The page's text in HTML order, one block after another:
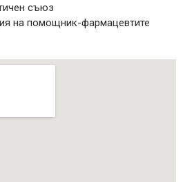
съюз
на помощник-фармацевтите